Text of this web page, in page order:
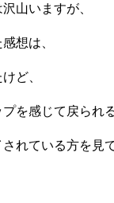
山いますが、
想は、
ど、
を感じて戻られ
れている方を見